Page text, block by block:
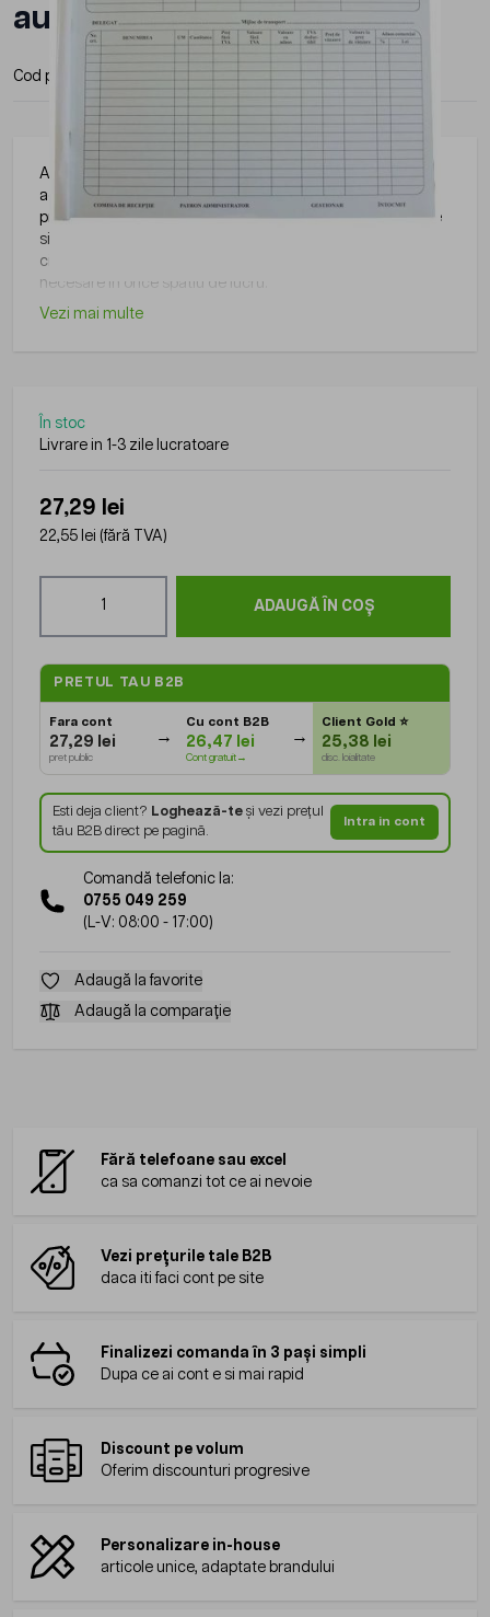
autocopiativ
Cod produs: CIPT49
Articolele de papetarie pot fi integrate cu usurinta in
activitatile zilnice din birouri, scoli, institutii sau alte medii
profesionale, fiind utile pentru organizare, scriere, arhivare
si alte activitati administrative. Gama disponibila pe
ciptronic.ro include produse practice si usor de utilizat,
necesare in orice spatiu de lucru.
Vezi mai multe
În stoc
Livrare in 1-3 zile lucratoare
27,29 lei
22,55 lei (fără TVA)
ADAUGĂ ÎN COȘ
PRETUL TAU B2B
Fara cont
27,29 lei
pret public
Cu cont B2B
26,47 lei
Cont gratuit→
Client Gold⭐
25,38 lei
disc. loialitate
Esti deja client? Loghează-teși vezi prețul
tău B2B direct pe pagină.
Intra in cont
Comandă telefonic la:
0755 049 259
(L-V: 08:00 - 17:00)
Adaugă la favorite
Adaugă la comparație
Fără telefoane sau excel
ca sa comanzi tot ce ai nevoie
Vezi prețurile tale B2B
daca iti faci cont pe site
Finalizezi comanda în 3 pași simpli
Dupa ce ai cont e si mai rapid
Discount pe volum
Oferim discounturi progresive
Personalizare in-house
articole unice, adaptate brandului